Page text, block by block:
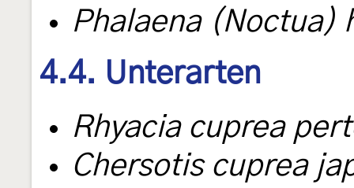
Phalaena (Noctua)
4.4. Unterarten
Rhyacia cuprea
Chersotis cuprea